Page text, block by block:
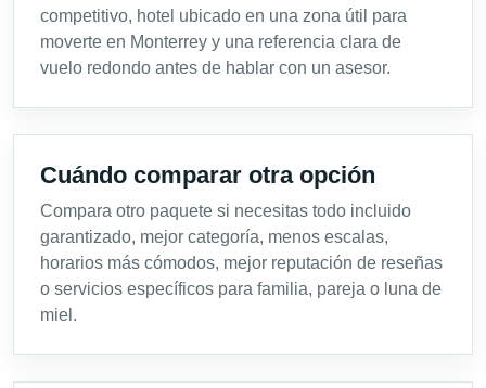
competitivo, hotel ubicado en una zona útil para
moverte en Monterrey y una referencia clara de
vuelo redondo antes de hablar con un asesor.
Cuándo comparar otra opción
Compara otro paquete si necesitas todo incluido
garantizado, mejor categoría, menos escalas,
horarios más cómodos, mejor reputación de reseñas
o servicios específicos para familia, pareja o luna de
miel.